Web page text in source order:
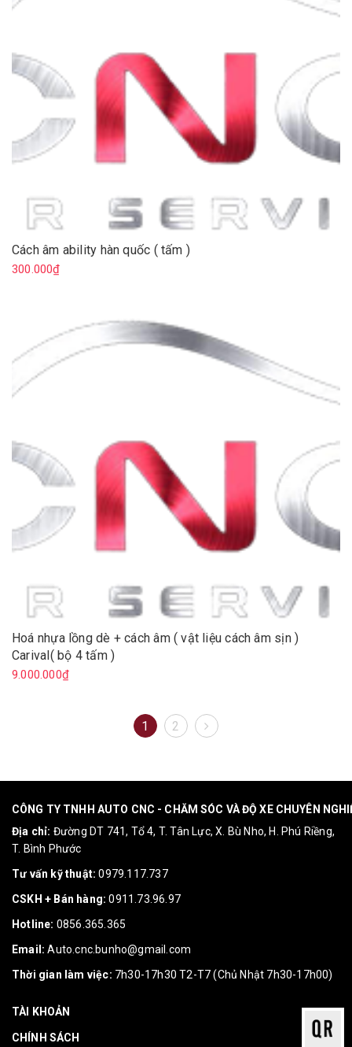
Cách âm ability hàn quốc ( tấm )
300.000₫
Hoá nhựa lồng dè + cách âm ( vật liệu cách âm sịn )
Carival( bộ 4 tấm )
9.000.000₫
1 2
CÔNG TY TNHH AUTO CNC - CHĂM SÓC VÀ ĐỘ XE CHUYÊN
Địa chỉ: Đường DT 741, Tổ 4, T. Tân Lực, X. Bù Nho, H. Phú Riềng,
T. Bình Phước
Tư vấn kỹ thuật: 0979.117.737
CSKH + Bán hàng: 0911.73.96.97
Hotline: 0856.365.365
Email: Auto.cnc.bunho@gmail.com
Thời gian làm việc: 7h30-17h30 T2-T7 (Chủ Nhật 7h30-17h00)
TÀI KHOẢN
CHÍNH SÁCH